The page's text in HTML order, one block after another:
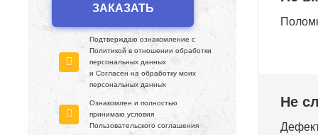
Не
Подтверждаю ознакомление с
Политикой в отношении обработки
персональных данных
и Согласен на обработку моих
персональных данных
Ознакомлен и полностью
принимаю условия
Пользовательского соглашения